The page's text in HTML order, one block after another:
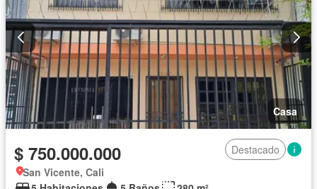
Casa
$ 750.000.000
Destacado
San Vicente, Cali